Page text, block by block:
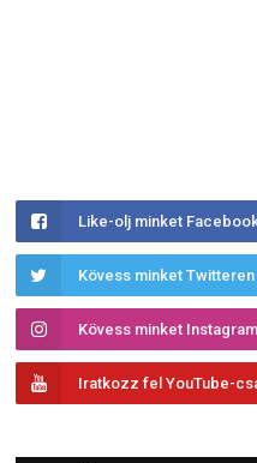
Like-olj minket
Kövess minket Twitteren
Kövess minket
Iratkozz fel YouTube-